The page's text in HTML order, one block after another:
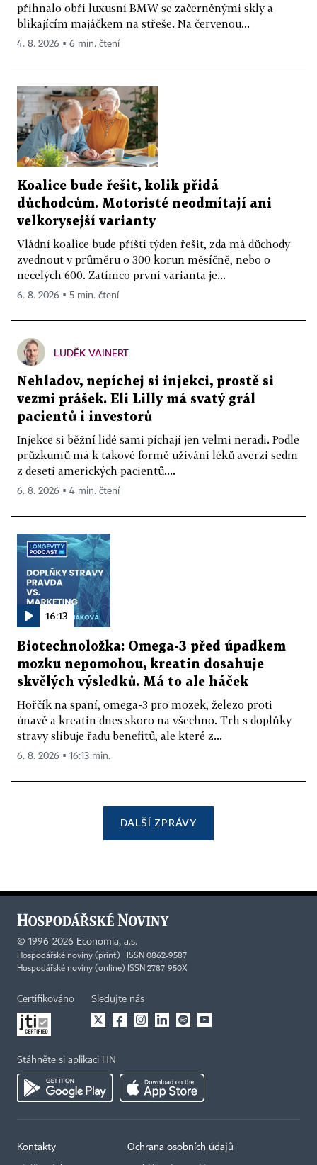
přihnalo obří luxusní BMW se začerněnými skly a
blikajícím majáčkem na střeše. Na červenou...
4. 8. 2026 ▪ 6 min. čtení
Koalice bude řešit, kolik přidá
důchodcům. Motoristé neodmítají ani
velkorysejší varianty
Vládní koalice bude příští týden řešit, zda má důchody
zvednout v průměru o 300 korun měsíčně, nebo o
necelých 600. Zatímco první varianta je...
6. 8. 2026 ▪ 5 min. čtení
LUDĚK VAINERT
Nehladov, nepíchej si injekci, prostě si
vezmi prášek. Eli Lilly má svatý grál
pacientů i investorů
Injekce si běžní lidé sami píchají jen velmi neradi. Podle
průzkumů má k takové formě užívání léků averzi sedm
z deseti amerických pacientů....
6. 8. 2026 ▪ 4 min. čtení
16:13
Biotechnoložka: Omega-3 před úpadkem
mozku nepomohou, kreatin dosahuje
skvělých výsledků. Má to ale háček
Hořčík na spaní, omega-3 pro mozek, železo proti
únavě a kreatin dnes skoro na všechno. Trh s doplňky
stravy slibuje řadu benefitů, ale které z...
6. 8. 2026 ▪ 16:13 min.
DALŠÍ ZPRÁVY
© 1996-2026 Economia, a.s.
Hospodářské noviny (print) ISSN 0862-9587
Hospodářské noviny (online) ISSN 2787-950X
Certifikováno Sledujte nás
Stáhněte si aplikaci HN
Kontakty Ochrana osobních údajů